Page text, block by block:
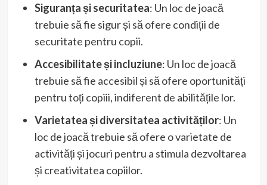
Siguranța și securitatea: Un loc de joacă
trebuie să fie sigur și să ofere condiții de
securitate pentru copii.
Accesibilitate și incluziune: Un loc de joacă
trebuie să fie accesibil și să ofere oportunități
pentru toți copiii, indiferent de abilitățile lor.
Varietatea și diversitatea activităților: Un
loc de joacă trebuie să ofere o varietate de
activități și jocuri pentru a stimula dezvoltarea
și creativitatea copiilor.